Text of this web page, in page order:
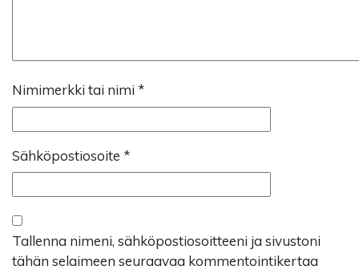
Nimimerkki tai nimi *
Sähköpostiosoite *
Tallenna nimeni, sähköpostiosoitteeni ja sivustoni
tähän selaimeen seuraavaa kommentointikertaa